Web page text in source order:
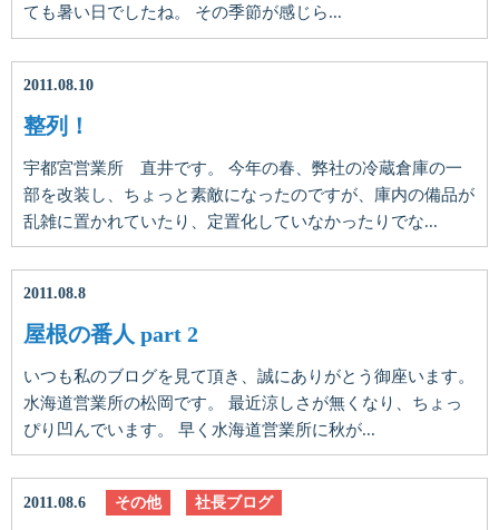
ても暑い日でしたね。 その季節が感じら...
2011.08.10
整列！
宇都宮営業所 直井です。 今年の春、弊社の冷蔵倉庫の一
部を改装し、ちょっと素敵になったのですが、庫内の備品が
乱雑に置かれていたり、定置化していなかったりでな...
2011.08.8
屋根の番人 part 2
いつも私のブログを見て頂き、誠にありがとう御座います。
水海道営業所の松岡です。 最近涼しさが無くなり、ちょっ
ぴり凹んでいます。 早く水海道営業所に秋が...
2011.08.6 その他 社長ブログ